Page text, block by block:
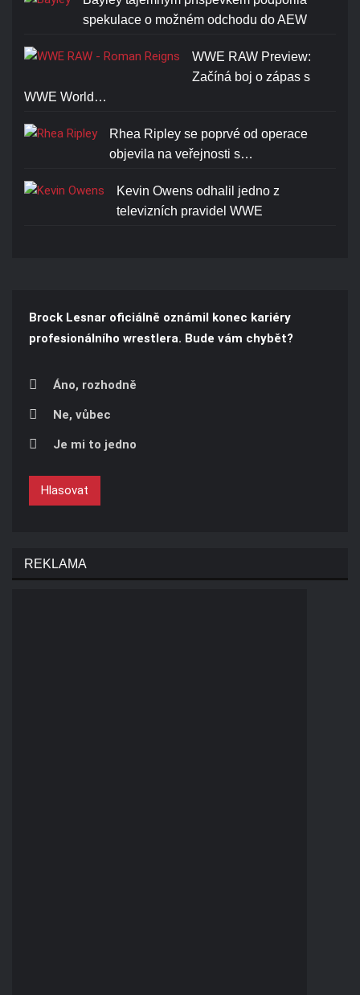
spekulace o možném odchodu do AEW
WWE RAW Preview:
Začíná boj o zápas s
WWE World…
Rhea Ripley se poprvé od operace
objevila na veřejnosti s…
Kevin Owens odhalil jedno z
televizních pravidel WWE
Brock Lesnar oficiálně oznámil konec kariéry
profesionálního wrestlera. Bude vám chybět?
Áno, rozhodně
Ne, vůbec
Je mi to jedno
Hlasovat
REKLAMA